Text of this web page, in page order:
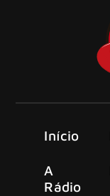
Início
A
Rádio